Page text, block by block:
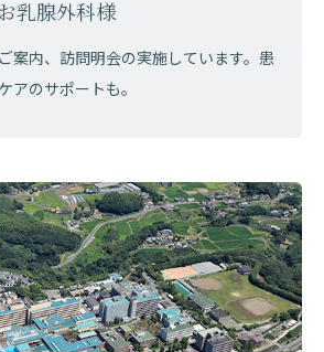
乳腺外科様
案内、訪問明会の実施しています。患
アのサポートも。